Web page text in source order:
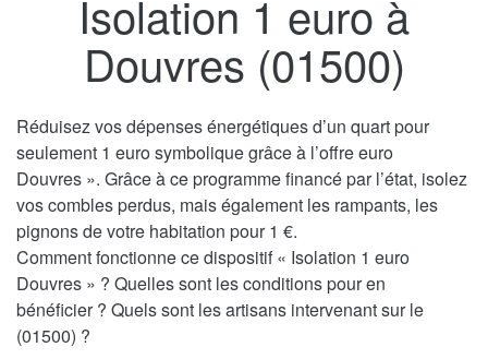
Isolation 1 euro à
Douvres (01500)
Réduisez vos dépenses énergétiques d’un quart pour
seulement 1 euro symbolique grâce à l’offre euro
Douvres ». Grâce à ce programme financé par l’état, isolez
vos combles perdus, mais également les rampants, les
pignons de votre habitation pour 1 €.
Comment fonctionne ce dispositif « Isolation 1 euro
Douvres » ? Quelles sont les conditions pour en
bénéficier ? Quels sont les artisans intervenant sur le
(01500) ?